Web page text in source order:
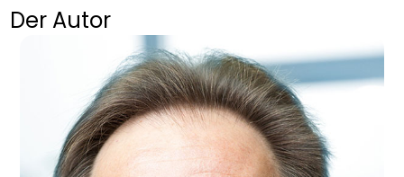
Der Autor